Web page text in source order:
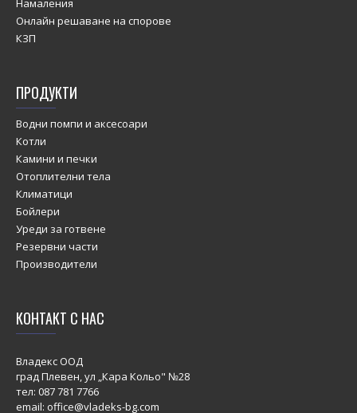
Намаления
Онлайн решаване на спорове
КЗП
ПРОДУКТИ
Водни помпи и аксесоари
Котли
Камини и печки
Отоплителни тела
Климатици
Бойлери
Уреди за готвене
Резервни части
Производители
КОНТАКТ С НАС
Владекс ООД
град Плевен, ул „Кара Кольо" №28
тел: 087 781 7766
email: office@vladeks-bg.com